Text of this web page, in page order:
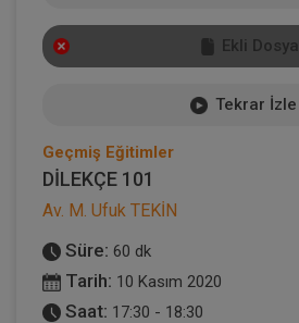
Ekli Dosya
Tekrar İzle
Geçmiş Eğitimler
DİLEKÇE 101
Av. M. Ufuk TEKİN
Süre: 60 dk
Tarih: 10 Kasım 2020
Saat: 17:30 - 18:30